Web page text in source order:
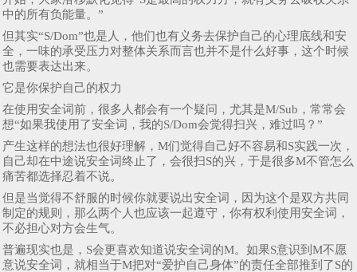
中的所有负能量。”
但其实“S/Dom”也是人，他们也有义务去保护自己的心理底线和安
全，一味的承受压力对整体关系而言也并不是什么好事，这个时候
也需要表达出来。
它是你保护自己的权力
在使用安全词前，很多人都会有一个疑问，尤其是M/Sub，常常会
想“如果我使用了安全词，我的S/Dom会觉得扫兴，难过吗？”
产生这样的想法也很好理解，M们觉得自己好不容易和S实践一次，
自己却在中途说安全词终止了，会很扫S的兴，于是很多M不管怎么
痛苦都选择忍着不说。
但是当觉得不舒服的时候你就要说出安全词，因为这个是双方共同
制定的规则，那么两个人也应该一起遵守，你有权利使用安全词，
不必担心对方会生气。
普遍现实也是，S会更喜欢知道说安全词的M。如果S意识到M不愿
意说安全词，就相当于M把对“爱护自己身体”的责任全部推到了S的